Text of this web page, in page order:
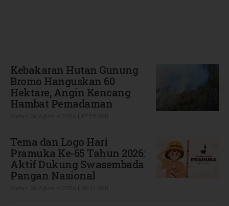
Kebakaran Hutan Gunung
Bromo Hanguskan 60
Hektare, Angin Kencang
Hambat Pemadaman
Tema dan Logo Hari
Pramuka Ke-65 Tahun 2026:
Aktif Dukung Swasembada
Pangan Nasional